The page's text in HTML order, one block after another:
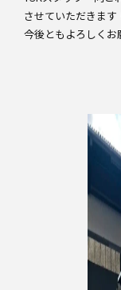
させていただきます
今後ともよろしくお